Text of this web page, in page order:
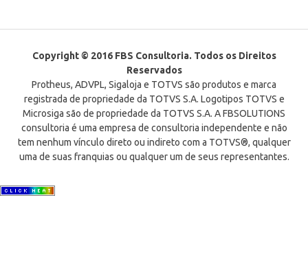
Copyright © 2016 FBS Consultoria. Todos os Direitos
Reservados
Protheus, ADVPL, Sigaloja e TOTVS são produtos e marca
registrada de propriedade da TOTVS S.A. Logotipos TOTVS e
Microsiga são de propriedade da TOTVS S.A. A FBSOLUTIONS
consultoria é uma empresa de consultoria independente e não
tem nenhum vínculo direto ou indireto com a TOTVS®, qualquer
uma de suas franquias ou qualquer um de seus representantes.